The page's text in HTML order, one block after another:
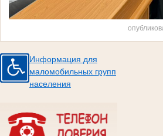
Информация для
маломобильных групп
населения